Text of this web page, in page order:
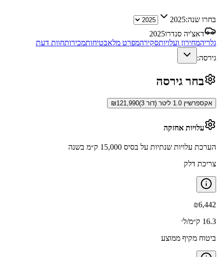
בחרו שנה:2025
דאצ'יה סנדרו2025
גלריהמחירון ועלויותסקירהמפרט מלאבטיחותמכירותחוות דעת
גירסה:
בחר גירסה
אקספרשיין 1.0 ליטר (דור 3) ₪121,990
עלויות אחזקה
הערכת עלויות שנתיות על בסיס 15,000 ק״מ בשנה
צריכת דלק
₪6,442
16.3 ק״מ/ל׳
ביטוח מקיף ממוצע